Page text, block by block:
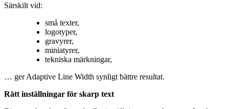
Särskilt vid:
små texter,
logotyper,
gravyrer,
miniatyrer,
tekniska märkningar,
… ger Adaptive Line Width synligt bättre resultat.
Rätt inställningar för skarp text